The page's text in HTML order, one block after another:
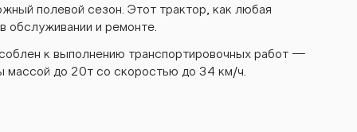
полевой сезон. Этот трактор, как любая
обслуживании и ремонте.
к выполнению транспортировочных работ —
массой до 20т со скоростью до 34 км/ч.